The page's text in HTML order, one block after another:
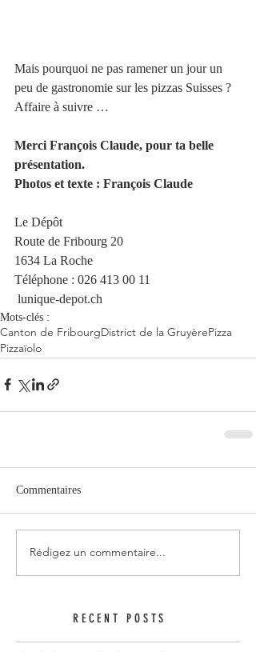
Mais pourquoi ne pas ramener un jour un
peu de gastronomie sur les pizzas Suisses ?
Affaire à suivre …
Merci François Claude, pour ta belle
présentation.
Photos et texte : François Claude
Le Dépôt
Route de Fribourg 20
1634 La Roche
Téléphone : 026 413 00 11
lunique-depot.ch
Mots-clés :
Canton de FribourgDistrict de la GruyèrePizza
Pizzaïolo
Commentaires
Rédigez un commentaire...
RECENT POSTS